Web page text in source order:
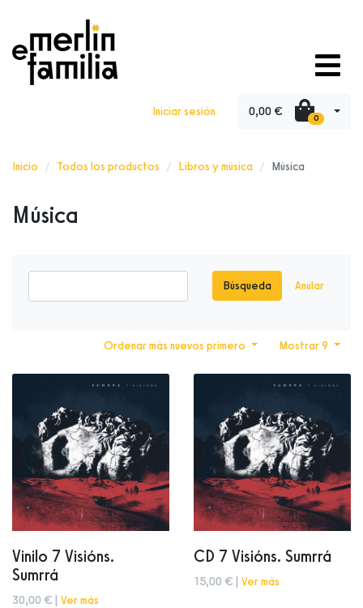
Iniciar sesión 0,00 € 0
Inicio Todos los productos Libros y música Música
Música
Búsqueda Anular
Mostrar 9
Ordenar más nuevos primero
Vinilo 7 Visións.
Sumrrá
30,00 € | Ver más
CD 7 Visións. Sumrrá
15,00 € | Ver más